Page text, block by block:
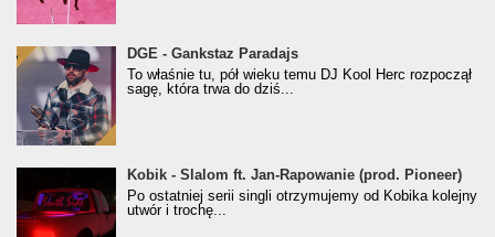
donGURALesko z nagrodą za
Klasyczny/Trueschoolowy Album Roku
(Popkillery 2023)
DGE - Gankstaz Paradajs
To właśnie tu, pół wieku temu DJ Kool Herc rozpoczął
sagę, która trwa do dziś...
Kobik - Slalom ft. Jan-Rapowanie (prod. Pioneer)
[Official Music Visualiser]
Kobik - Slalom ft. Jan-Rapowanie (prod. Pioneer)
Po ostatniej serii singli otrzymujemy od Kobika kolejny
utwór i trochę...